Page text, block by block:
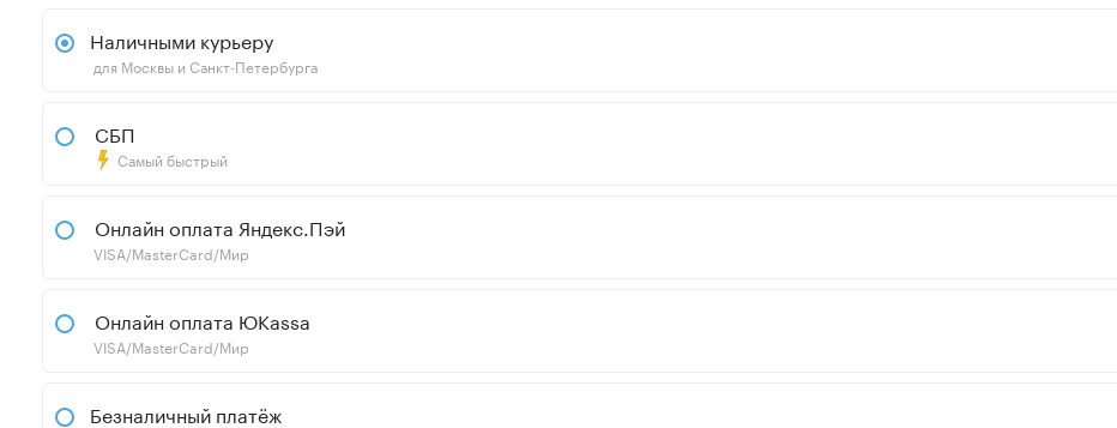
Наличными курьеру
для Москвы и Санкт-Петербурга
СБП
Самый быстрый
Онлайн оплата Яндекс.Пэй
VISA/MasterCard/Мир
Онлайн оплата ЮKassa
VISA/MasterCard/Мир
Безналичный платёж